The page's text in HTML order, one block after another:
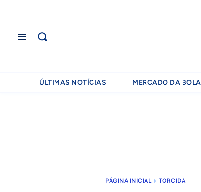
ÚLTIMAS NOTÍCIAS MERCADO DA BOLA
PÁGINA INICIAL TORCIDA